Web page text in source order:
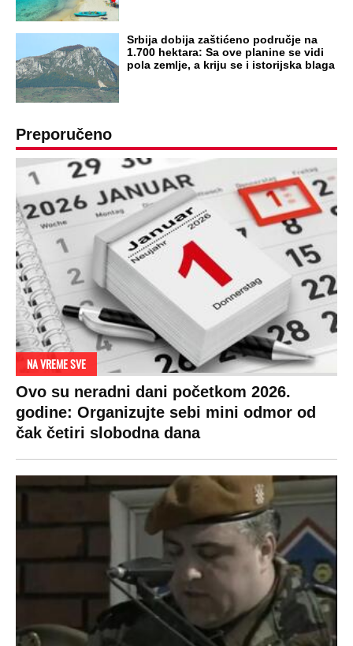
Srbija dobija zaštićeno područje na
1.700 hektara: Sa ove planine se vidi
pola zemlje, a kriju se i istorijska blaga
Preporučeno
NA VREME SVE
Ovo su neradni dani početkom 2026.
godine: Organizujte sebi mini odmor od
čak četiri slobodna dana